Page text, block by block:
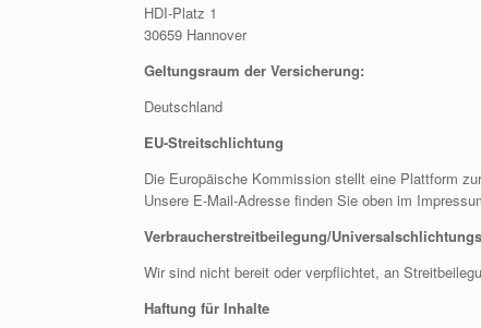
HDI-Platz 1
30659 Hannover
Geltungsraum der Versicherung:
Deutschland
EU-Streitschlichtung
Die Europäische Kommission stellt eine Plattform
Unsere E-Mail-Adresse finden Sie oben im
Verbraucherstreitbeilegung/
Wir sind nicht bereit oder verpflichtet, an
Haftung für Inhalte